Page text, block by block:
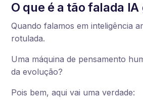
O que é a tão falada
Quando falamos em inteligência
rotulada.
Uma máquina de pensamento
da evolução?
Pois bem, aqui vai uma verdade: